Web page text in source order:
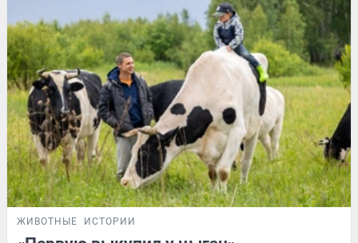
ЖИВОТНЫЕ ИСТОРИИ